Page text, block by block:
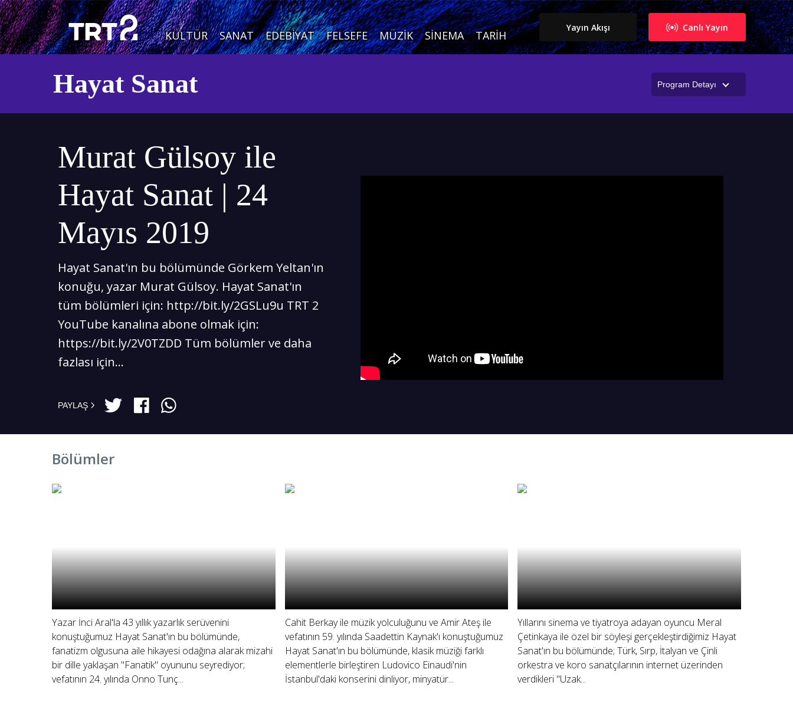
KÜLTÜR SANAT EDEBIYAT FELSEFE MÜZIK SINEMA TARIH
Canlı Yayın
Yayın Akışı
Program Detayı
Hayat Sanat
Murat Gülsoy ile
Hayat Sanat | 24
Mayıs 2019
Hayat Sanat'ın bu bölümünde Görkem Yeltan'ın
konuğu, yazar Murat Gülsoy. Hayat Sanat'ın
tüm bölümleri için: http://bit.ly/2GSLu9u TRT 2
YouTube kanalına abone olmak için:
https://bit.ly/2V0TZDD Tüm bölümler ve daha
fazlası için...
PAYLAŞ
Bölümler
Yazar İnci Aral'la 43 yıllık yazarlık serüvenini
konuştuğumuz Hayat Sanat'ın bu bölümünde,
fanatizm olgusuna aile hikayesi odağına alarak mizahi
bir dille yaklaşan "Fanatik" oyununu seyrediyor;
vefatının 24. yılında Onno Tunç...
Cahit Berkay ile müzik yolculuğunu ve Amir Ateş ile
vefatının 59. yılında Saadettin Kaynak'ı konuştuğumuz
Hayat Sanat'ın bu bölümünde, klasik müziği farklı
elementlerle birleştiren Ludovico Einaudi'nin
İstanbul'daki konserini dinliyor, minyatür...
Yıllarını sinema ve tiyatroya adayan oyuncu Meral
Çetinkaya ile özel bir söyleşi gerçekleştirdiğimiz Hayat
Sanat'ın bu bölümünde; Türk, Sırp, İtalyan ve Çinli
orkestra ve koro sanatçılarının internet üzerinden
verdikleri "Uzak...